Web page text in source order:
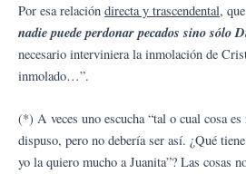
Por esa relación directa y trascendental,
nadie puede perdonar pecados sino sólo
necesario interviniera la inmolación de
inmolado…”.
(*) A veces uno escucha “tal o cual cosa
dispuso, pero no debería ser así. ¿Qué
yo la quiero mucho a Juanita”? Las cosas